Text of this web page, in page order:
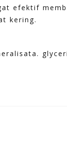
efektif
kering.